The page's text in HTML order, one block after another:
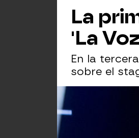
La
'La
En la
sobre el